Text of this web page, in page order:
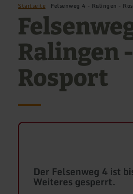
Startseite Felsenweg 4 - Ralingen -
Ralingen -
Rosport
Der Felsenweg 4 ist
Weiteres gesperrt.